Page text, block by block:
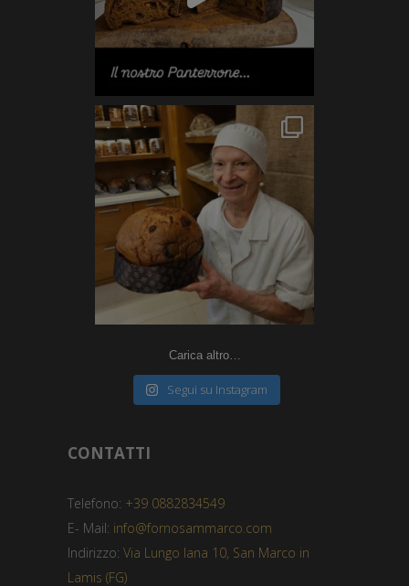
Carica altro…
Segui su Instagram
CONTATTI
Telefono: +39 0882834549
E- Mail: info@fornosammarco.com
Indirizzo: Via Lungo Iana 10, San Marco in
Lamis (FG)